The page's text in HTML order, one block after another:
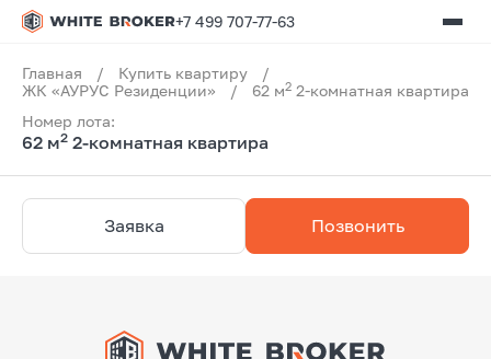
+7 499 707-77-63
Главная / Купить квартиру
/
ЖК «АУРУС Резиденции»
/ 62 м2 2-комнатная квартира
Номер лота:
62 м2 2-комнатная квартира
Заявка Позвонить